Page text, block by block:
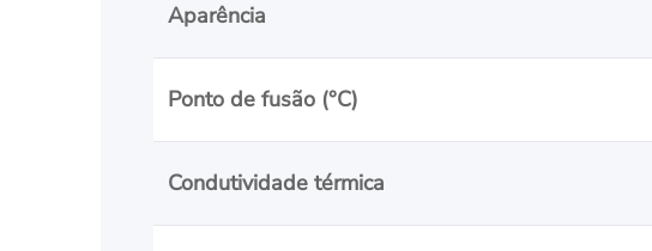
Aparência
Ponto de fusão (°C)
Condutividade térmica